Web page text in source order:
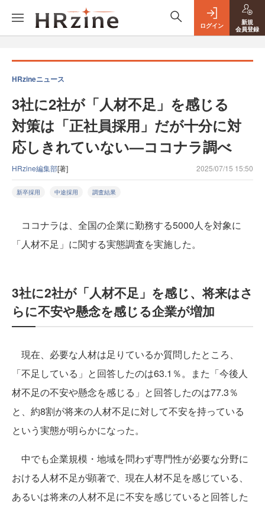
ログイン
新規
会員登録
HRzineニュース
3社に2社が「人材不足」を感じる
対策は「正社員採用」だが十分に対
応しきれていない—ココナラ調べ
HRzine編集部[著] 2025/07/15 15:50
新卒採用 中途採用 調査結果
ココナラは、全国の企業に勤務する5000人を対象に
「人材不足」に関する実態調査を実施した。
3社に2社が「人材不足」を感じ、将来はさ
らに不安や懸念を感じる企業が増加
現在、必要な人材は足りているか質問したところ、
「不足している」と回答したのは63.1％。また「今後人
材不足の不安や懸念を感じる」と回答したのは77.3％
と、約8割が将来の人材不足に対して不安を持っている
という実態が明らかになった。
中でも企業規模・地域を問わず専門性が必要な分野に
おける人材不足が顕著で、現在人材不足を感じている、
あるいは将来の人材不足に不安を感じていると回答した